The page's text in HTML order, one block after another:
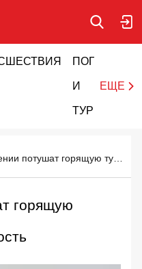
ПОГОДА
И
ТУРИЗМ
ЕЩЕ
горящую